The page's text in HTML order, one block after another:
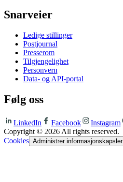
Snarveier
Ledige stillinger
Postjournal
Presserom
Tilgjengelighet
Personvern
Data- og API-portal
Følg oss
LinkedIn Facebook Instagram
Copyright © 2026 All rights reserved.
Cookies Administrer informasjonskapsler